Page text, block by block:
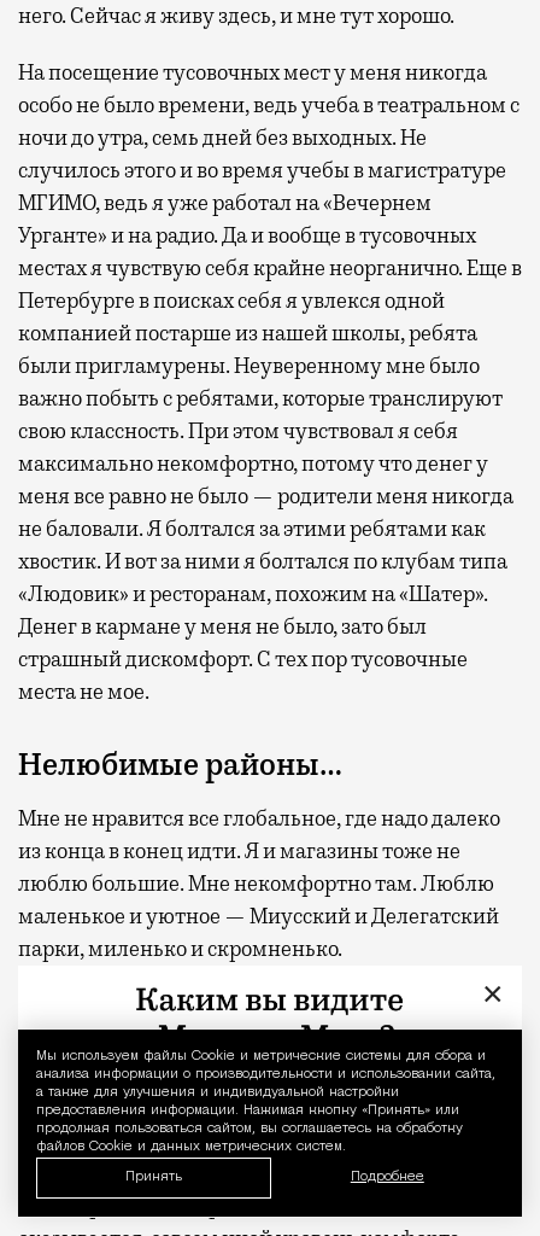
Уведомление
Мы используем файлы Сookie и метрические системы для сбора и
анализа информации о производительности и использовании сайта,
а также для улучшения и индивидуальной настройки
предоставления информации. Нажимая кнопку «Принять» или
продолжая пользоваться сайтом, вы соглашаетесь на обработку
файлов Cookie и данных метрических систем.
Принять Подробнее
него. Сейчас я живу здесь, и мне тут хорошо.
На посещение тусовочных мест у меня никогда
особо не было времени, ведь учеба в театральном с
ночи до утра, семь дней без выходных. Не
случилось этого и во время учебы в магистратуре
МГИМО, ведь я уже работал на «Вечернем
Урганте» и на радио. Да и вообще в тусовочных
местах я чувствую себя крайне неорганично. Еще в
Петербурге в поисках себя я увлекся одной
компанией постарше из нашей школы, ребята
были пригламурены. Неуверенному мне было
важно побыть с ребятами, которые транслируют
свою классность. При этом чувствовал я себя
максимально некомфортно, потому что денег у
меня все равно не было — родители меня никогда
не баловали. Я болтался за этими ребятами как
хвостик. И вот за ними я болтался по клубам типа
«Людовик» и ресторанам, похожим на «Шатер».
Денег в кармане у меня не было, зато был
страшный дискомфорт. С тех пор тусовочные
места не мое.
Нелюбимые районы…
Мне не нравится все глобальное, где надо далеко
из конца в конец идти. Я и магазины тоже не
люблю большие. Мне некомфортно там. Люблю
маленькое и уютное — Миусский и Делегатский
парки, миленько и скромненько.
Я бы ничего не менял в Москве…
Она прекрасна. Я бы даже сказал, что тут слишком
комфортно жить. Всего хватает, надеюсь не
сглазить. Имел удовольствие проехаться по
разным крупным европейским городам и
посмотреть их театры. И я оценил, что в Москве,
×